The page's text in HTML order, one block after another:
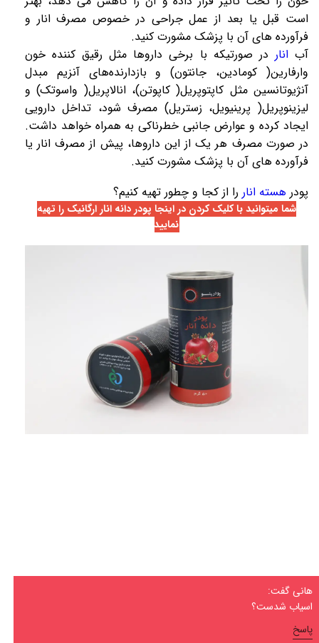
است قبل یا بعد از عمل جراحی در خصوص مصرف انار و
فرآورده های آن با پزشک مشورت کنید.
آبانار در صورتیکه با برخی داروها مثل رقیق کننده خون
وارفارین( کومادین، جانتون) و بازدارنده‌های آنزیم مبدل
آنژیوتانسین مثل کاپتوپریل( کاپوتن)، انالاپریل( واسوتک) و
لیزینوپریل( پرینیویل، زستریل) مصرف شود، تداخل دارویی
ایجاد کرده و عوارض جانبی خطرناکی به همراه خواهد داشت.
در صورت مصرف هر یک از این داروها، پیش از مصرف انار یا
فرآورده های آن با پزشک مشورت کنید.
پودر هسته انار را از کجا و چطور تهیه کنیم؟
شما میتوانید با کلیک کردن در اینجا پودر دانه انار ارگانیک را تهیه
نمایید
هانی گفت:
اسیاب شدست؟
پاسخ